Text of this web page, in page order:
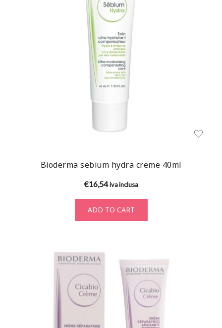
Bioderma sebium hydra creme 40ml
€16,54iva inclusa
ADD TO CART